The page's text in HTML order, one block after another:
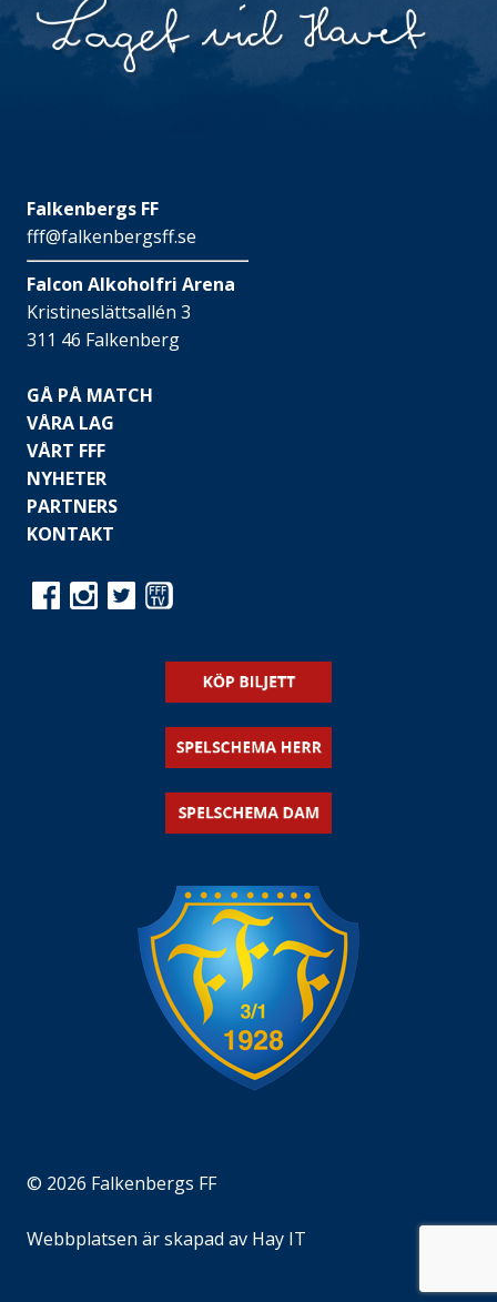
Falkenbergs FF
fff@falkenbergsff.se
Falcon Alkoholfri Arena
Kristineslättsallén 3
311 46 Falkenberg
GÅ PÅ MATCH
VÅRA LAG
VÅRT FFF
NYHETER
PARTNERS
KONTAKT
© 2026 Falkenbergs FF
Webbplatsen är skapad av Hay IT